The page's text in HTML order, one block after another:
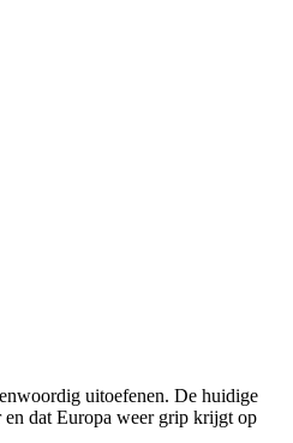
uitoefenen. De huidige
en dat Europa weer grip krijgt op